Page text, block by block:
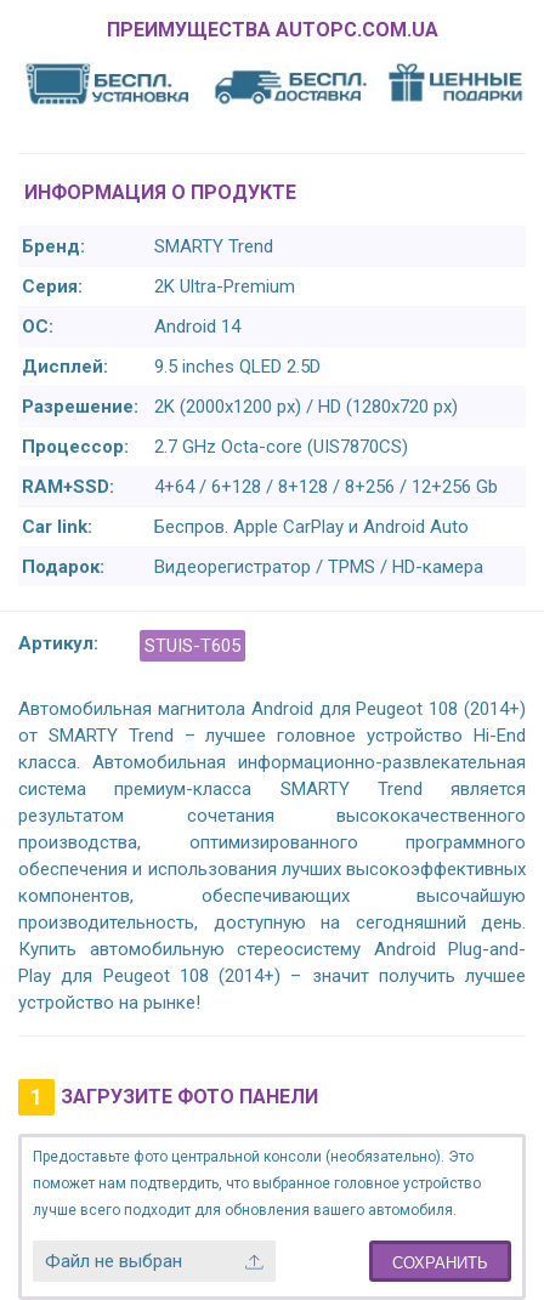
ПРЕИМУЩЕСТВА AUTOPC.COM.UA
ИНФОРМАЦИЯ О ПРОДУКТЕ
Бренд:
SMARTY Trend
Серия:
2K Ultra-Premium
ОС:
Android 14
Дисплей:
9.5 inches QLED 2.5D
Разрешение:
2K (2000x1200 px) / HD (1280x720 px)
Процессор:
2.7 GHz Octa-core (UIS7870CS)
RAM+SSD:
4+64 / 6+128 / 8+128 / 8+256 / 12+256 Gb
Car link:
Беспров. Apple CarPlay и Android Auto
Подарок:
Видеорегистратор / TPMS / HD-камера
Артикул: STUIS-T605
Автомобильная магнитола Android для Peugeot 108 (2014+)
от SMARTY Trend – лучшее головное устройство Hi-End
класса. Автомобильная информационно-развлекательная
система премиум-класса SMARTY Trend является
результатом сочетания высококачественного
производства, оптимизированного программного
обеспечения и использования лучших высокоэффективных
компонентов, обеспечивающих высочайшую
производительность, доступную на сегодняшний день.
Купить автомобильную стереосистему Android Plug-and-
Play для Peugeot 108 (2014+) – значит получить лучшее
устройство на рынке!
1 ЗАГРУЗИТЕ ФОТО ПАНЕЛИ
Предоставьте фото центральной консоли (необязательно). Это
поможет нам подтвердить, что выбранное головное устройство
лучше всего подходит для обновления вашего автомобиля.
Файл не выбран СОХРАНИТЬ